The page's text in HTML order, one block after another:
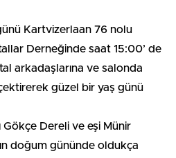
Kartvizerlaan 76 nolu
Derneğinde saat 15:00’ de
arkadaşlarına ve salonda
güzel bir yaş günü
Gökçe Dereli ve eşi Münir
doğum gününde oldukça